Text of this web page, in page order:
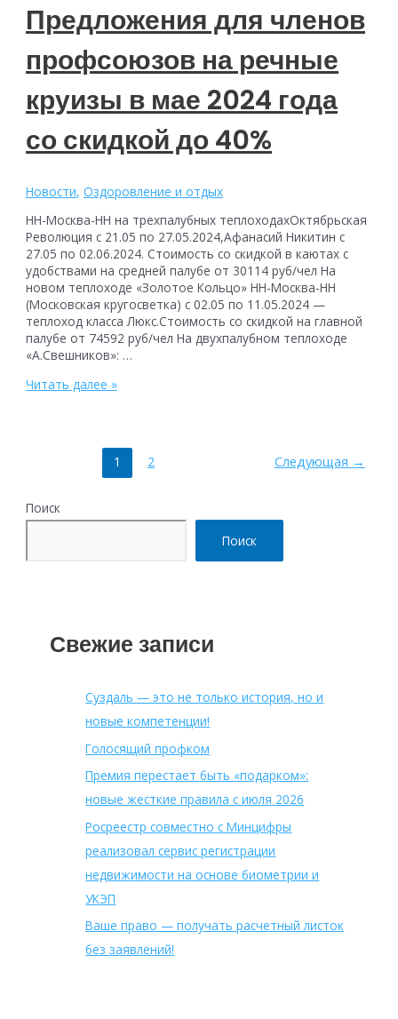
ребенком
до
1,5
лет
случае
выхода
на
Предложения для членов
профсоюзов на речные
круизы в мае 2024 года
со скидкой до 40%
Новости,Оздоровление и отдых
НН-Москва-НН на трехпалубных теплоходахОктябрьская
Революция с 21.05 по 27.05.2024,Афанасий Никитин с
27.05 по 02.06.2024. Стоимость со скидкой в каютах с
удобствами на средней палубе от 30114 руб/чел На
новом теплоходе «Золотое Кольцо» НН-Москва-НН
(Московская кругосветка) с 02.05 по 11.05.2024 —
теплоход класса Люкс.Cтоимость со скидкой на главной
палубе от 74592 руб/чел На двухпалубном теплоходе
«А.Свешников»: …
Предложения
в
мае
Читать далее »
1 2 Следующая →
Поиск
Поиск
Свежие записи
Суздаль — это не только история, но и
новые компетенции!
Голосящий профком
Премия перестает быть «подарком»:
новые жесткие правила с июля 2026
Росреестр совместно с Минцифры
реализовал сервис регистрации
недвижимости на основе биометрии и
УКЭП
Ваше право — получать расчетный листок
без заявлений!